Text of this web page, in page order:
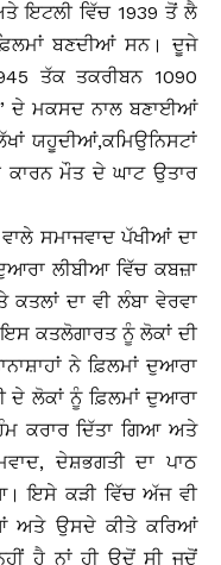
ਇਟਲੀ ਵਿੱਚ 1939 ਤੋਂ ਲੈ
ਬਣਦੀਆਂ ਸਨ। ਦੂਜੇ
ਤੱਕ ਤਕਰੀਬਨ 1090
ਦੇ ਮਕਸਦ ਨਾਲ ਬਣਾਈਆਂ
ਯਹੂਦੀਆਂ,ਕਮਿਉਨਿਸਟਾਂ
ਮੌਤ ਦੇ ਘਾਟ ਉਤਾਰ
ਸਮਾਜਵਾਦ ਪੱਖੀਆਂ ਦਾ
ਲੀਬੀਆ ਵਿੱਚ ਕਬਜ਼ਾ
ਦਾ ਵੀ ਲੰਬਾ ਵੇਰਵਾ
ਕਤਲੋਗਾਰਤ ਨੂੰ ਲੋਕਾਂ ਦੀ
ਨੇ ਫ਼ਿਲਮਾਂ ਦੁਆਰਾ
ਦੇ ਲੋਕਾਂ ਨੂੰ ਫ਼ਿਲਮਾਂ ਦੁਆਰਾ
ਕਰਾਰ ਦਿੱਤਾ ਗਿਆ ਅਤੇ
ਦੇਸ਼ਭਗਤੀ ਦਾ ਪਾਠ
ਇਸੇ ਕੜੀ ਵਿੱਚ ਅੱਜ ਵੀ
ਅਤੇ ਉਸਦੇ ਕੀਤੇ ਕਰਿਆਂ
ਹੈ ਨਾਂ ਹੀ ਉਦੋਂ ਸੀ ਜਦੋਂ